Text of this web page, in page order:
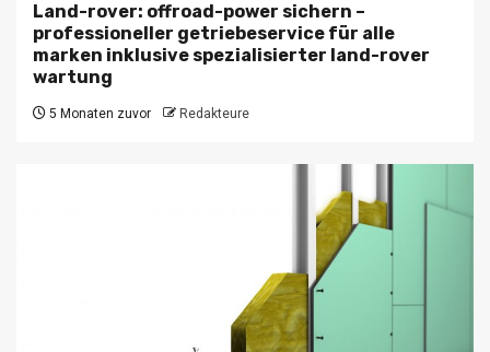
Land-rover: offroad-power sichern –
professioneller getriebeservice für alle
marken inklusive spezialisierter land-rover
wartung
5 Monaten zuvor Redakteure